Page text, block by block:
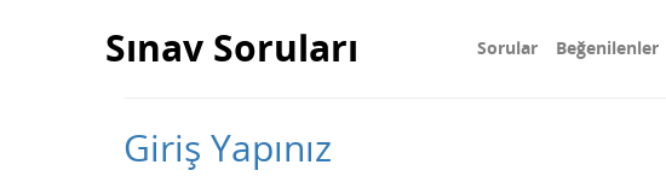
Sınav Soruları Sorular Beğenilenler
Giriş Yapınız